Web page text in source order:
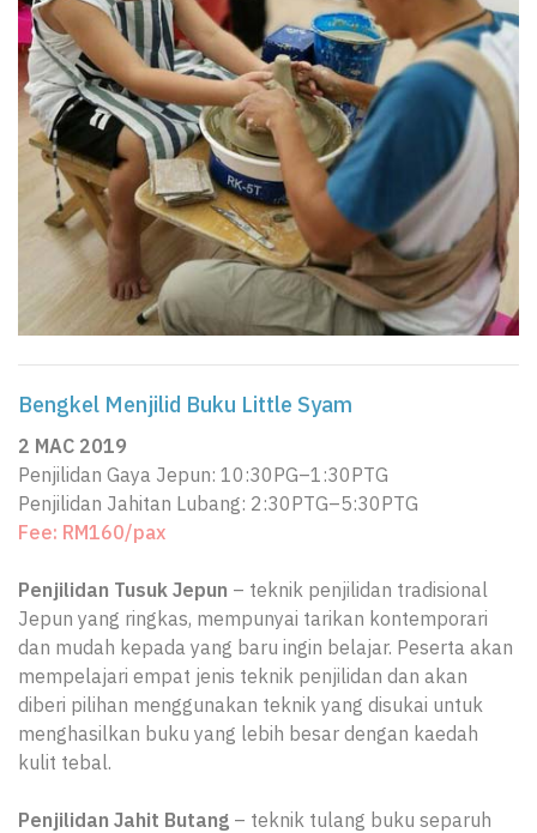
Bengkel Menjilid Buku Little Syam
2 MAC 2019
Penjilidan Gaya Jepun: 10:30PG–1:30PTG
Penjilidan Jahitan Lubang: 2:30PTG–5:30PTG
Fee: RM160/pax
Penjilidan Tusuk Jepun – teknik penjilidan tradisional
Jepun yang ringkas, mempunyai tarikan kontemporari
dan mudah kepada yang baru ingin belajar. Peserta akan
mempelajari empat jenis teknik penjilidan dan akan
diberi pilihan menggunakan teknik yang disukai untuk
menghasilkan buku yang lebih besar dengan kaedah
kulit tebal.
Penjilidan Jahit Butang – teknik tulang buku separuh